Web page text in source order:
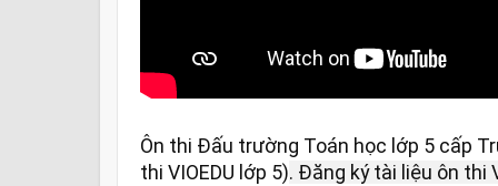
Ôn thi Đấu trường Toán học lớp 5 cấp
thi VIOEDU lớp 5). Đăng ký tài liệu ôn thi